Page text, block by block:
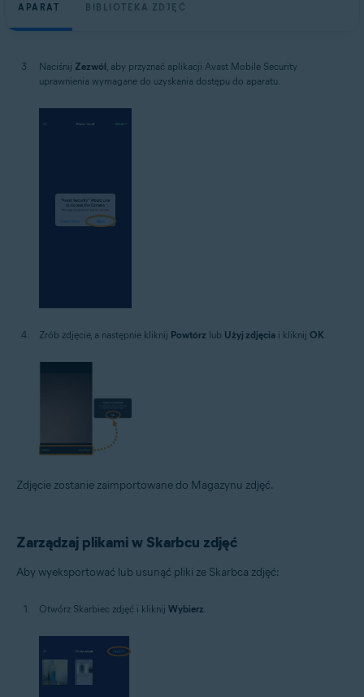
APARAT BIBLIOTEKA ZDJĘĆ
Naciśnij Zezwól , aby przyznać aplikacji Avast Mobile Security
uprawnienia wymagane do uzyskania dostępu do aparatu.
Zrób zdjęcie, a następnie kliknij Powtórz lub Użyj zdjęcia i kliknij OK.
Zdjęcie zostanie zaimportowane do Magazynu zdjęć.
Zarządzaj plikami w Skarbcu zdjęć
Aby wyeksportować lub usunąć pliki ze Skarbca zdjęć:
Otwórz Skarbiec zdjęć i kliknij Wybierz.